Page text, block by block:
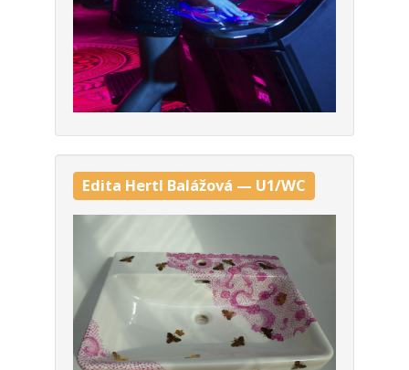
Edi­ta Hertl Balá­žo­vá — U1/WC